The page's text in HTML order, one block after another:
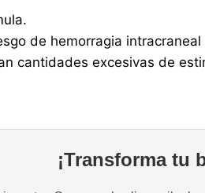
de hemorragia
cantidades excesivas de
¡Transforma tu